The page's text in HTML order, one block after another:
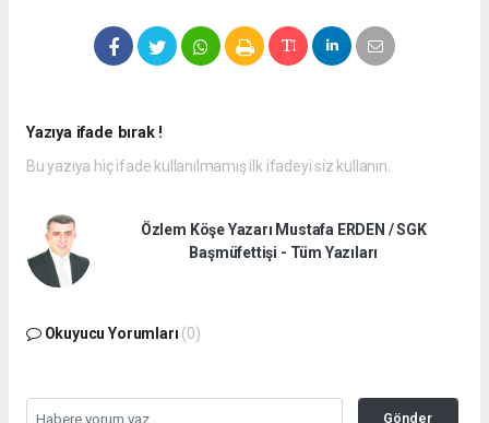
Yazıya ifade bırak !
Bu yazıya hiç ifade kullanılmamış ilk ifadeyi siz kullanın.
Özlem Köşe Yazarı Mustafa ERDEN / SGK
Başmüfettişi - Tüm Yazıları
Okuyucu Yorumları (0)
Gönder